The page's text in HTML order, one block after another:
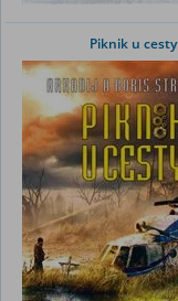
Piknik u cesty